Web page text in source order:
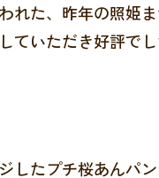
れた、昨年の照姫
ていただき好評で
したプチ桜あんパン